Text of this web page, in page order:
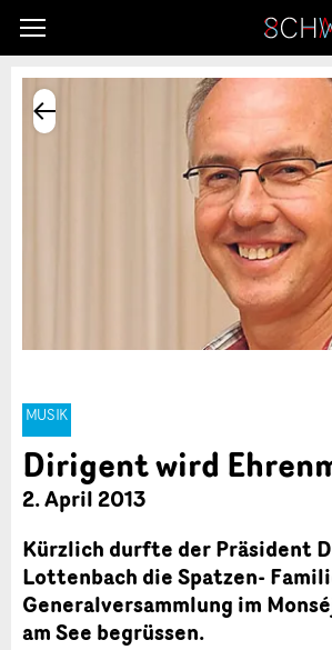
MUSIK
Dirigent wird
2. April 2013
Kürzlich durfte der Präsident
Lottenbach die Spatzen-
Generalversammlung im
am See begrüssen.